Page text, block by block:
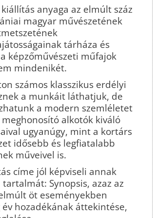
anyaga az elmúlt száz
magyar művészetének
tárháza és
képzőművészeti műfajok
mindenikét.
számos klasszikus erdélyi
a munkáit láthatjuk, de
a modern szemléletet
alkotók kiváló
ugyanúgy, mint a kortárs
idősebb és legfiatalabb
műveivel is.
címe jól képviseli annak
tartalmát: Synopsis, azaz az
öt eseményekben
év hozadékának áttekintése,